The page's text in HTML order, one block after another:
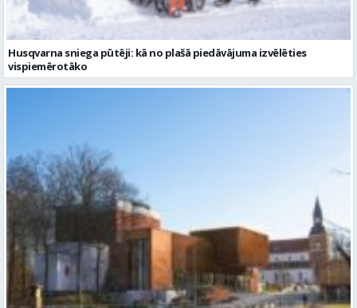
Husqvarna sniega pūtēji: kā no plašā piedāvājuma izvēlēties
vispiemērotāko